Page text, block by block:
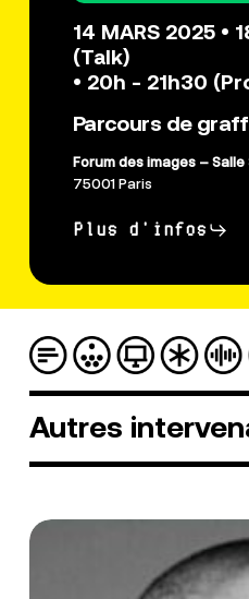
14 MARS 2025 •
(Talk)
• 20h - 21h30
Parcours de
Forum des images – Salle
75001 Paris
Plus d'infos
Autres
Armen